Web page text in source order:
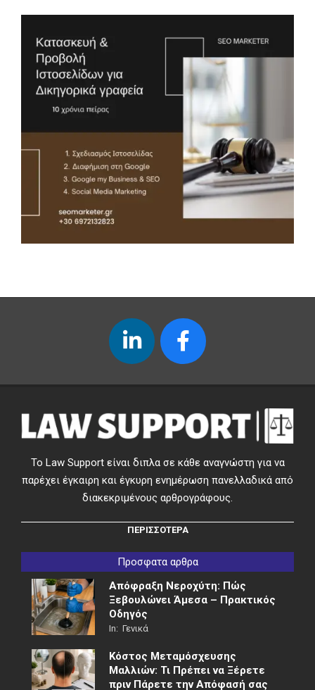
Το Law Support είναι διπλα σε κάθε αναγνώστη για να
παρέχει έγκαιρη και έγκυρη ενημέρωση πανελλαδικά από
διακεκριμένους αρθρογράφους.
ΠΕΡΙΣΣΟΤΕΡΑ
Προσφατα αρθρα
Απόφραξη Νεροχύτη: Πώς
Ξεβουλώνει Άμεσα – Πρακτικός
Οδηγός
In: Γενικά
Κόστος Μεταμόσχευσης
Μαλλιών: Τι Πρέπει να Ξέρετε
πριν Πάρετε την Απόφασή σας